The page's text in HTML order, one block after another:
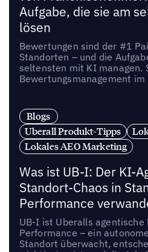
Aufgabe, die sie am
lösen
Bewertungen sind der #1
Standorten – und die
seltensten mit KI managen.
Bewertungsmanagement im
Blogs
Uberall Produkt-Tipps
Lokales AEO Marketing
Was ist UB-I: Der KI-
Standort-Chaos in
Performance
UB-I ist Uberalls agentische
Performance – ein
Standort überwacht,